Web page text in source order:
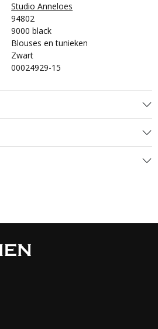
Studio Anneloes
94802
9000 black
Blouses en tunieken
Zwart
00024929-15